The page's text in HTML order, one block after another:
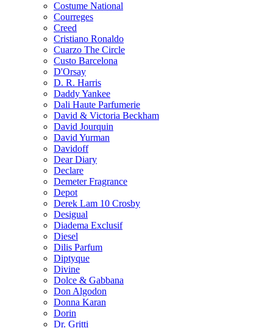
Costume National
Courreges
Creed
Cristiano Ronaldo
Cuarzo The Circle
Custo Barcelona
D'Orsay
D. R. Harris
Daddy Yankee
Dali Haute Parfumerie
David & Victoria Beckham
David Jourquin
David Yurman
Davidoff
Dear Diary
Declare
Demeter Fragrance
Depot
Derek Lam 10 Crosby
Desigual
Diadema Exclusif
Diesel
Dilis Parfum
Diptyque
Divine
Dolce & Gabbana
Don Algodon
Donna Karan
Dorin
Dr. Gritti